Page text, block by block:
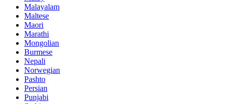
Malayalam
Maltese
Maori
Marathi
Mongolian
Burmese
Nepali
Norwegian
Pashto
Persian
Punjabi